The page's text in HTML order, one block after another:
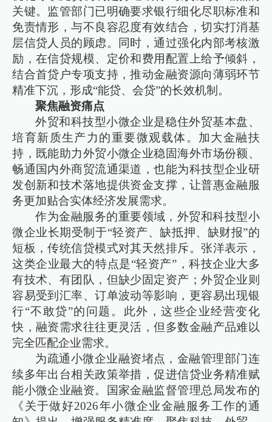
关键。监管部门已明确要求银行细化尽职标准和
免责情形，与不良容忍度有效结合，切实打消基
层信贷人员的顾虑。同时，通过强化内部考核激
励，在信贷规模、定价和费用配置上给予倾斜，
结合首贷户专项支持，推动金融资源向薄弱环节
精准下沉，形成“能贷、会贷”的长效机制。
聚焦融资痛点
外贸和科技型小微企业是稳住外贸基本盘、
培育新质生产力的重要微观载体。加大金融扶
持，既能助力外贸小微企业稳固海外市场份额、
畅通国内外商贸流通渠道，也能为科技型企业研
发创新和技术落地提供资金支撑，让普惠金融服
务更加贴合实体经济发展需求。
作为金融服务的重要领域，外贸和科技型小
微企业长期受制于“轻资产、缺抵押、缺财报”的
短板，传统信贷模式对其天然排斥。张洋表示，
这类企业最大的特点是“轻资产”，科技企业大多
有技术、有团队，但缺少固定资产；外贸企业则
容易受到汇率、订单波动等影响，更容易出现银
行“不敢贷”的问题。此外，这些企业经营变化
快，融资需求往往更灵活，但多数金融产品难以
完全匹配企业需求。
为疏通小微企业融资堵点，金融管理部门连
续多年出台相关政策举措，促进信贷业务精准赋
能小微企业融资。国家金融监督管理总局发布的
《关于做好2026年小微企业金融服务工作的通